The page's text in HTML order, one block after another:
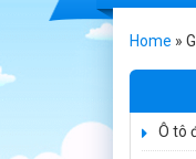
Home »
Ô tô